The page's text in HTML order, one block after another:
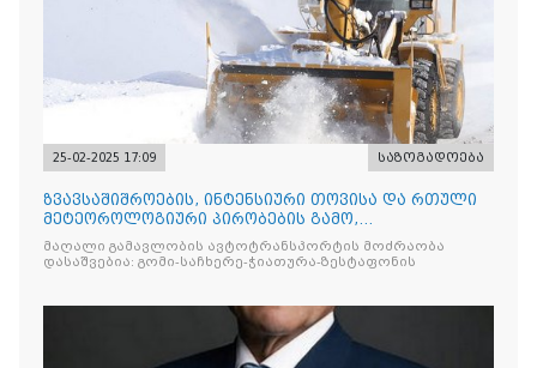
25-02-2025 17:09 საზოგადოება
ზვავსაშიშროების, ინტენსიური თოვისა და რთული
მეტეოროლოგიური პირობების გამო,
საავტომობილო გზების ცალკეულ მონაკვეთებზე
დაწესებულია ავტოტრანსპორტის მოძრაობის
მაღალი გამავლობის ავტოტრანსპორტის მოძრაობა
დასაშვებია: გომი-საჩხერე-ჭიათურა-ზესტაფონის